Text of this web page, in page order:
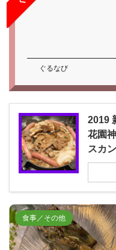
ぐるなび
2019
花園
スカ
食事／その他